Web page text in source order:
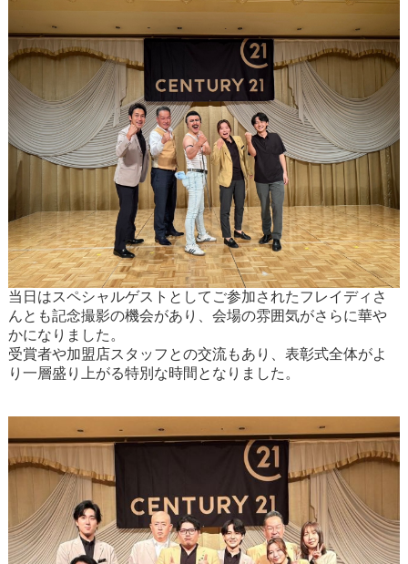
当日はスペシャルゲストとしてご参加されたフレイディさ
んとも記念撮影の機会があり、会場の雰囲気がさらに華や
かになりました。
受賞者や加盟店スタッフとの交流もあり、表彰式全体がよ
り一層盛り上がる特別な時間となりました。